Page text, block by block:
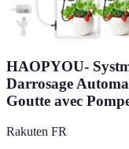
HAOPYOU-
Darrosage
Goutte avec
Rakuten FR